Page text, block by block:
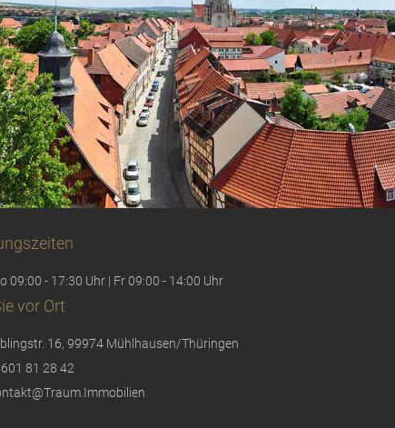
09:00 - 17:30 Uhr | Fr 09:00 - 14:00 Uhr
vor Ort
16, 99974 Mühlhausen/Thüringen
81 28 42